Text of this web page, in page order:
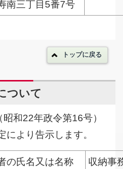
南三丁目5番7号
トップに戻る
ついて
和22年政令第16号）
より告示します。
の氏名又は名称
収納事